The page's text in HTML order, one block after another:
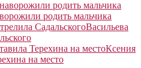
родить мальчика
Васильева
Ксения
на место